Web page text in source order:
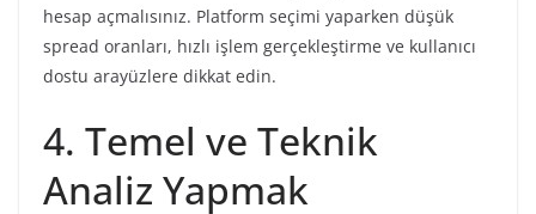
hesap açmalısınız. Platform seçimi yaparken düşük
spread oranları, hızlı işlem gerçekleştirme ve kullanıcı
dostu arayüzlere dikkat edin.
4. Temel ve Teknik
Analiz Yapmak